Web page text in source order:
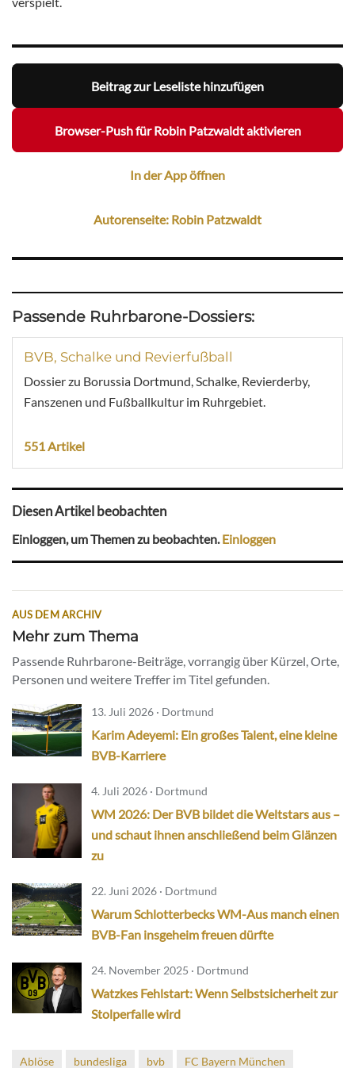
Beitrag zur Leseliste hinzufügen
Browser-Push für Robin Patzwaldt aktivieren
In der App öffnen
Autorenseite: Robin Patzwaldt
Passende Ruhrbarone-Dossiers:
BVB, Schalke und Revierfußball
Dossier zu Borussia Dortmund, Schalke, Revierderby,
Fanszenen und Fußballkultur im Ruhrgebiet.
551 Artikel
Diesen Artikel beobachten
Einloggen, um Themen zu beobachten.Einloggen
AUS DEM ARCHIV
Mehr zum Thema
Passende Ruhrbarone-Beiträge, vorrangig über Kürzel, Orte,
Personen und weitere Treffer im Titel gefunden.
13. Juli 2026 · Dortmund
Karim Adeyemi: Ein großes Talent, eine kleine
BVB-Karriere
4. Juli 2026 · Dortmund
WM 2026: Der BVB bildet die Weltstars aus –
und schaut ihnen anschließend beim Glänzen
zu
22. Juni 2026 · Dortmund
Warum Schlotterbecks WM-Aus manch einen
BVB-Fan insgeheim freuen dürfte
24. November 2025 · Dortmund
Watzkes Fehlstart: Wenn Selbstsicherheit zur
Stolperfalle wird
Ablöse bundesliga bvb
FC Bayern München